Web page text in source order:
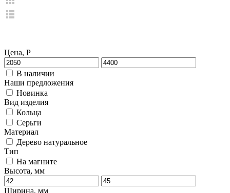
Цена, Р
В наличии
Наши предложения
Новинка
Вид изделия
Кольца
Серьги
Материал
Дерево натуральное
Тип
На магните
Высота, мм
Ширина, мм